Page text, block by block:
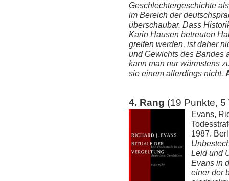
Geschlechtergeschichte
im Bereich der
überschaubar. Dass
Karin Hausen betreuten
greifen werden, ist daher
und Gewichts des Bandes
kann man nur wärmstens
sie einem allerdings nicht.
4. Rang (19 Punkte, 5
Evans,
1987.
Leid und
Evans in
einer der